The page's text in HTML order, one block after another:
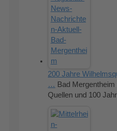
200 Jahre
… Bad
Quellen und 100